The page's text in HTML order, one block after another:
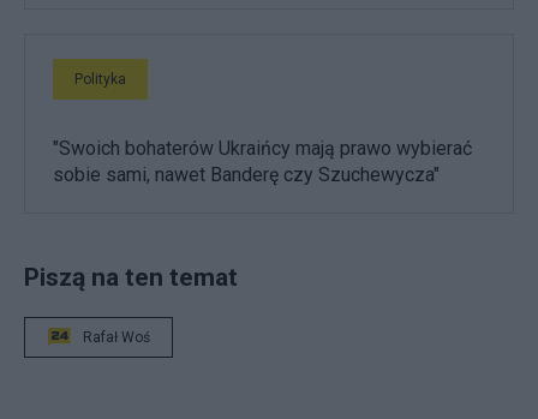
Polityka
"Swoich bohaterów Ukraińcy mają prawo wybierać
sobie sami, nawet Banderę czy Szuchewycza"
Piszą na ten temat
Rafał Woś